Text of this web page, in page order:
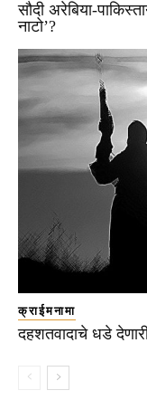
सौदी अरेबिया-
नाटो’?
क्राईमनामा
दहशतवादाचे धडे